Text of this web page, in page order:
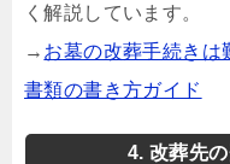
く解説しています。
→ お墓の改葬手続きは
書類の書き方ガイド
4. 改葬先